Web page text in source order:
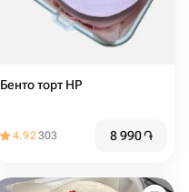
Бенто торт HP
4.92303 8 990֏